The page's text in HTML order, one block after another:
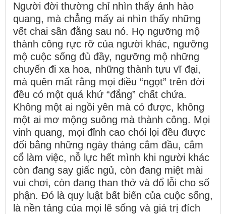
Người đời thường chỉ nhìn thấy ánh hào
quang, mà chẳng mấy ai nhìn thấy những
vết chai sần đằng sau nó. Họ ngưỡng mộ
thành công rực rỡ của người khác, ngưỡng
mộ cuộc sống đủ đầy, ngưỡng mộ những
chuyến đi xa hoa, những thành tựu vĩ đại,
mà quên mất rằng mọi điều “ngọt” trên đời
đều có một quá khứ “đắng” chất chứa.
Không một ai ngồi yên mà có được, không
một ai mơ mộng suông mà thành công. Mọi
vinh quang, mọi đỉnh cao chói lọi đều được
đổi bằng những ngày tháng cắm đầu, cắm
cổ làm việc, nỗ lực hết mình khi người khác
còn đang say giấc ngủ, còn đang miệt mài
vui chơi, còn đang than thở và đổ lỗi cho số
phận. Đó là quy luật bất biến của cuộc sống,
là nền tảng của mọi lẽ sống và giá trị đích